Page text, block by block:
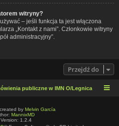
witryny?
– jeśli funkcja ta jest włączona
„Kontakt z nami”. Członkowie witryny
administracyjny”.
Przejdź do
publiczne w IMN O/Legnica
by Melvin García
MannixMD
1.2.4